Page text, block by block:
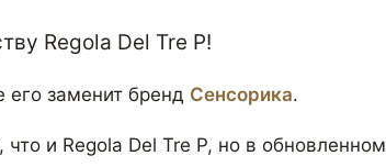
Regola Del Tre P!
заменит бренд Сенсорика.
и Regola Del Tre P, но в обновленном